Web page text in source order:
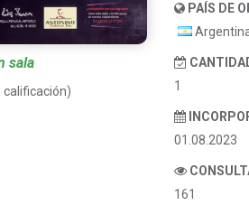
sala
calificación)
PAÍS DE
1
01.08.2023
161